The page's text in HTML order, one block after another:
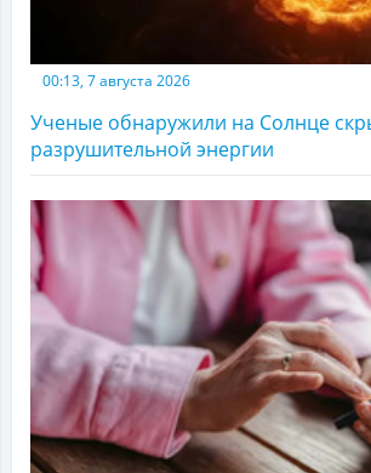
00:13, 7 августа 2026
Ученые обнаружили на Солнце
разрушительной энергии